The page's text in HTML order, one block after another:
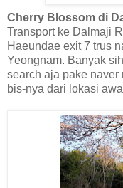
Cherry Blossom di
Transport ke Dalmaji
Haeundae exit 7 trus
Yeongnam. Banyak
search aja pake
bis-nya dari lokasi